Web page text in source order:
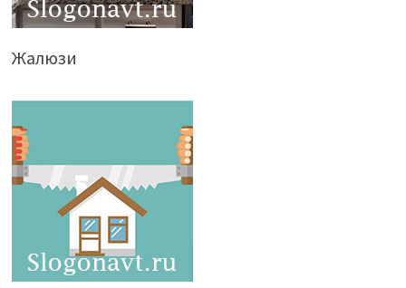
Жалюзи